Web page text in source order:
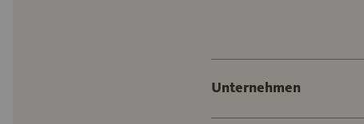
Unternehmen